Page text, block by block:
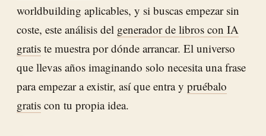
worldbuilding aplicables, y si buscas empezar sin
coste, este análisis del generador de libros con IA
gratis te muestra por dónde arrancar. El universo
que llevas años imaginando solo necesita una frase
para empezar a existir, así que entra y pruébalo
gratis con tu propia idea.